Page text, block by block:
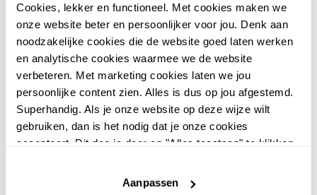
Cookies, lekker en functioneel. Met cookies maken we
onze website beter en persoonlijker voor jou. Denk aan
noodzakelijke cookies die de website goed laten werken
en analytische cookies waarmee we de website
verbeteren. Met marketing cookies laten we jou
persoonlijke content zien. Alles is dus op jou afgestemd.
Superhandig. Als je onze website op deze wijze wilt
gebruiken, dan is het nodig dat je onze cookies
accepteert. Dit doe je door op "Alles toestaan" te klikken.
website niet optimaal functioneert.
Aanpassen